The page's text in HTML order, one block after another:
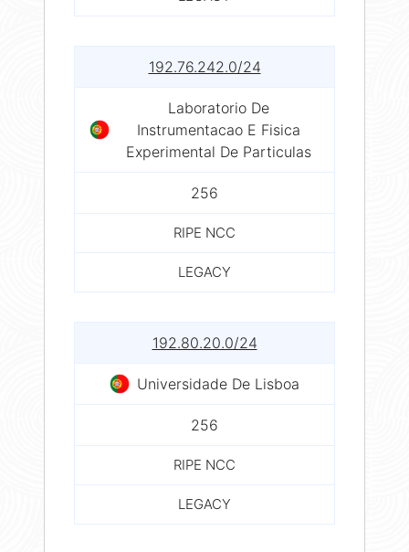
192.76.242.0/24
Laboratorio De
Instrumentacao E Fisica
Experimental De Particulas
256
RIPE NCC
LEGACY
192.80.20.0/24
Universidade De Lisboa
256
RIPE NCC
LEGACY